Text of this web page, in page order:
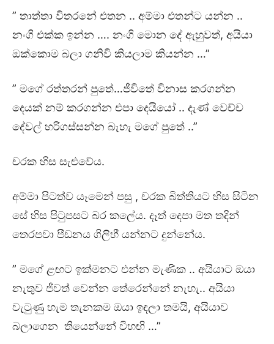
” තාත්තා විතරනේ එතන .. අම්මා එතන්ට යන්න ..
නංගි එක්ක ඉන්න …. නංගි මොන දේ ඇහුවත්, අයියා
ඔක්කොම බලා ගනිවි කියලාම කියන්න …”
” මගේ රත්තරන් පුතේ…ජීවිතේ විනාස කරගන්න
දෙයක් නම් කරගන්න එපා දෙයියෝ .. දැණ් වෙච්ච
දේවල් හරිගස්සන්න බැහැ මගේ පුතේ ..”
චරක හිස සැළුවේය.
අම්මා පිටත්ව යෑමෙන් පසු , චරක බිත්තියට හිස සිටින
සේ හිස පිටුපසට බර කලේය. දෑත් දෙපා මත තදින්
තෙරපවා පීඩනය ගිලිහී යන්නට දුන්නේය.
” මගේ ළඟට ඉක්මනට එන්න මැණික .. අයියාට ඔයා
නැතුව ජීවත් වෙන්න තේරෙන්නේ නැහැ.. අයියා
වැටුණු හැම තැනකම ඔයා ඉඳලා තමයි, අයියාව
බලාගෙන තියෙන්නේ විහඟි …”